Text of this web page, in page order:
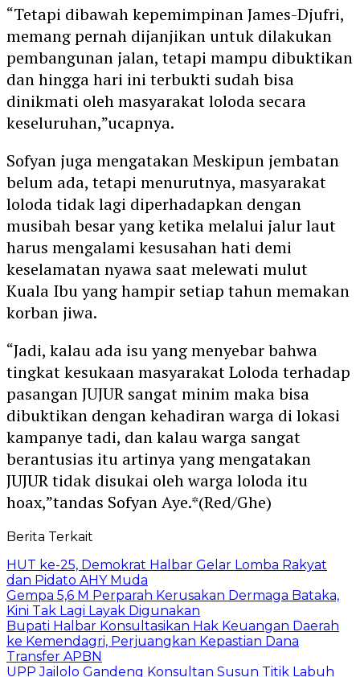
“Tetapi dibawah kepemimpinan James-Djufri,
memang pernah dijanjikan untuk dilakukan
pembangunan jalan, tetapi mampu dibuktikan
dan hingga hari ini terbukti sudah bisa
dinikmati oleh masyarakat loloda secara
keseluruhan,”ucapnya.
Sofyan juga mengatakan Meskipun jembatan
belum ada, tetapi menurutnya, masyarakat
loloda tidak lagi diperhadapkan dengan
musibah besar yang ketika melalui jalur laut
harus mengalami kesusahan hati demi
keselamatan nyawa saat melewati mulut
Kuala Ibu yang hampir setiap tahun memakan
korban jiwa.
“Jadi, kalau ada isu yang menyebar bahwa
tingkat kesukaan masyarakat Loloda terhadap
pasangan JUJUR sangat minim maka bisa
dibuktikan dengan kehadiran warga di lokasi
kampanye tadi, dan kalau warga sangat
berantusias itu artinya yang mengatakan
JUJUR tidak disukai oleh warga loloda itu
hoax,”tandas Sofyan Aye.*(Red/Ghe)
Berita Terkait
HUT ke-25, Demokrat Halbar Gelar Lomba Rakyat
dan Pidato AHY Muda
Gempa 5,6 M Perparah Kerusakan Dermaga Bataka,
Kini Tak Lagi Layak Digunakan
Bupati Halbar Konsultasikan Hak Keuangan Daerah
ke Kemendagri, Perjuangkan Kepastian Dana
Transfer APBN
UPP Jailolo Gandeng Konsultan Susun Titik Labuh